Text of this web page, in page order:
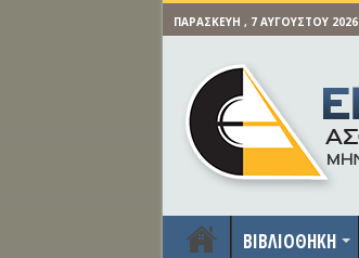
ΠΑΡΑΣΚΕΥΉ , 7 ΑΥΓΟΎΣΤΟΥ 2026
ΒΙΒΛΙΟΘΗΚΗ